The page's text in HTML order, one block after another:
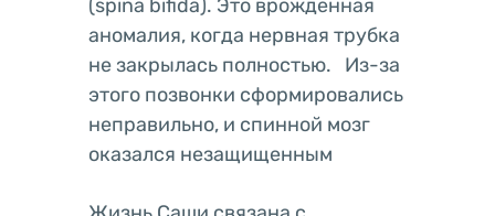
(spina bifida). Это врожденная
аномалия, когда нервная трубка
не закрылась полностью. Из-за
этого позвонки сформировались
неправильно, и спинной мозг
оказался незащищенным